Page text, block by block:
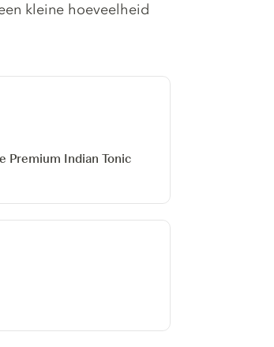
kleine hoeveelheid
Premium Indian Tonic